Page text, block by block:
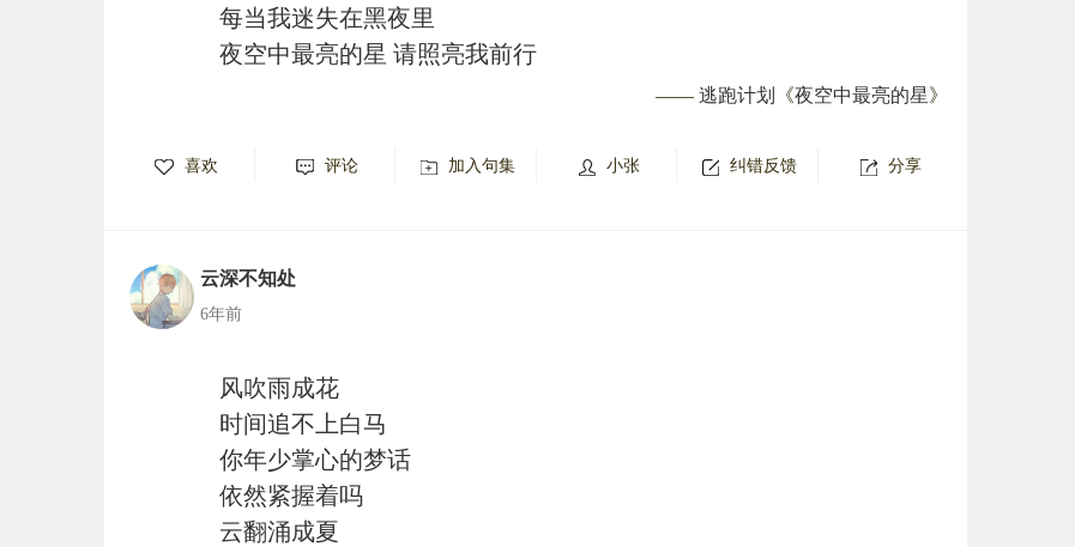
每当我迷失在黑夜里
夜空中最亮的星 请照亮我前行
—— 逃跑计划 《夜空中最亮的星》
喜欢 评论 加入句集 小张 纠错反馈 分享
云深不知处
6年前
风吹雨成花
时间追不上白马
你年少掌心的梦话
依然紧握着吗
云翻涌成夏